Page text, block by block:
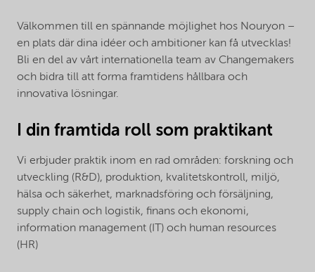
Välkommen till en spännande möjlighet hos Nouryon –
en plats där dina idéer och ambitioner kan få utvecklas!
Bli en del av vårt internationella team av Changemakers
och bidra till att forma framtidens hållbara och
innovativa lösningar.
I din framtida roll som praktikant
Vi erbjuder praktik inom en rad områden: forskning och
utveckling (R&D), produktion, kvalitetskontroll, miljö,
hälsa och säkerhet, marknadsföring och försäljning,
supply chain och logistik, finans och ekonomi,
information management (IT) och human resources
(HR)